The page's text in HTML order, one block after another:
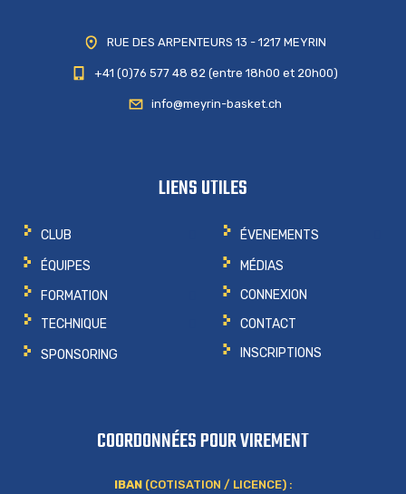
RUE DES ARPENTEURS 13 - 1217 MEYRIN
+41 (0)76 577 48 82 (entre 18h00 et 20h00)
info@meyrin-basket.ch
LIENS UTILES
CLUB
ÉQUIPES
FORMATION
TECHNIQUE
SPONSORING
ÉVENEMENTS
MÉDIAS
CONNEXION
CONTACT
INSCRIPTIONS
COORDONNÉES POUR VIREMENT
IBAN(COTISATION / LICENCE) :